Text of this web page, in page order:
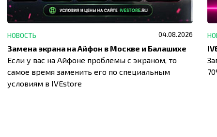
НОВОСТЬ 04.08.2026
Замена экрана на Айфон в Москве и Балашихе
Если у вас на Айфоне проблемы с экраном, то
самое время заменить его по специальным
условиям в IVEstore